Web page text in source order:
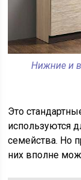
Нижние и
Это
используются
семейства. Но
них вполне